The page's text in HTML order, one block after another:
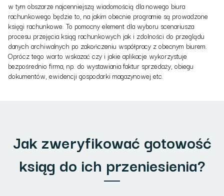
w tym obszarze najcenniejszą wiadomością dla nowego biura
rachunkowego będzie to, na jakim obecnie programie są prowadzone
księgi rachunkowe. To pomocny element dla wyboru scenariusza
procesu przejęcia ksiąg rachunkowych jak i zdolności do przeglądu
danych archiwalnych po zakończeniu współpracy z obecnym biurem.
Oprócz tego warto wskazać czy i jakie aplikacje wykorzystuje
bezpośrednio firma, np. do wystawiania faktur sprzedaży, obiegu
dokumentów, ewidencji gospodarki magazynowej etc.
Jak zweryfikować gotowość
ksiąg do ich przeniesienia?